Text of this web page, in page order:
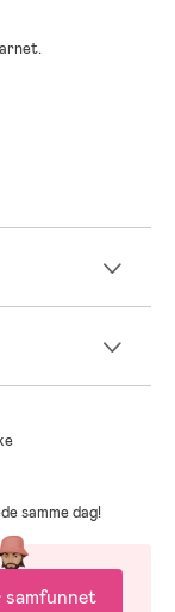
ammeputer.
samme dag!
samfunnet